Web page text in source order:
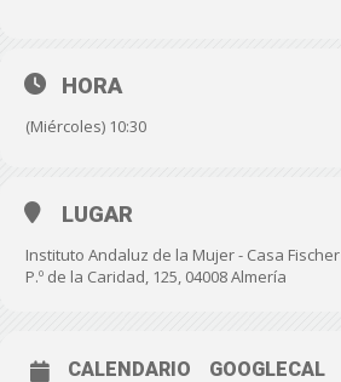
HORA
(Miércoles) 10:30
LUGAR
Instituto Andaluz de la Mujer - Casa Fischer
P.º de la Caridad, 125, 04008 Almería
CALENDARIO GOOGLECAL